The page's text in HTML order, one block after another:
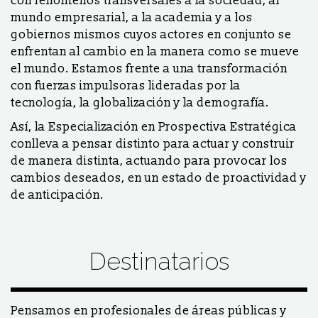
mundo empresarial, a la academia y a los
gobiernos mismos cuyos actores en conjunto se
enfrentan al cambio en la manera como se mueve
el mundo. Estamos frente a una transformación
con fuerzas impulsoras lideradas por la
tecnología, la globalización y la demografía.
Así, la Especialización en Prospectiva Estratégica
conlleva a pensar distinto para actuar y construir
de manera distinta, actuando para provocar los
cambios deseados, en un estado de proactividad y
de anticipación.
Destinatarios
Pensamos en profesionales de áreas públicas y